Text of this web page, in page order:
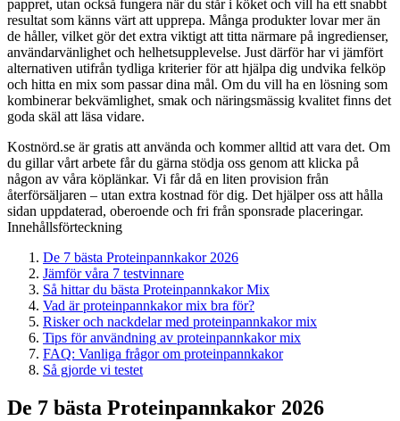
pappret, utan också fungera när du står i köket och vill ha ett snabbt
resultat som känns värt att upprepa. Många produkter lovar mer än
de håller, vilket gör det extra viktigt att titta närmare på ingredienser,
användarvänlighet och helhetsupplevelse. Just därför har vi jämfört
alternativen utifrån tydliga kriterier för att hjälpa dig undvika felköp
och hitta en mix som passar dina mål. Om du vill ha en lösning som
kombinerar bekvämlighet, smak och näringsmässig kvalitet finns det
goda skäl att läsa vidare.
Kostnörd.se är gratis att använda och kommer alltid att vara det. Om
du gillar vårt arbete får du gärna stödja oss genom att klicka på
någon av våra köplänkar. Vi får då en liten provision från
återförsäljaren – utan extra kostnad för dig. Det hjälper oss att hålla
sidan uppdaterad, oberoende och fri från sponsrade placeringar.
Innehållsförteckning
De 7 bästa Proteinpannkakor 2026
Jämför våra 7 testvinnare
Så hittar du bästa Proteinpannkakor Mix
Vad är proteinpannkakor mix bra för?
Risker och nackdelar med proteinpannkakor mix
Tips för användning av proteinpannkakor mix
FAQ: Vanliga frågor om proteinpannkakor
Så gjorde vi testet
De 7 bästa Proteinpannkakor 2026